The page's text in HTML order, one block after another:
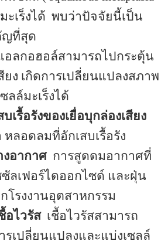
ะเร็งได้ พบว่าปัจจัยนี้เป็น
ญที่สุด
อลกอฮอล์สามารถไปกระตุ้น
ยง เกิดการเปลี่ยนแปลงสภาพ
ลล์มะเร็งได้
บเรื้อรังของเยื่อบุกล่องเสียง
ลอดลมที่อักเสบเรื้อรัง
อากาศ การสูดดมอากาศที่
ลเฟอร์ไดออกไซด์ และฝุ่น
โรงงานอุตสาหกรรม
อไวรัส เชื้อไวรัสสามารถ
รเปลี่ยนแปลงและแบ่งเซลล์